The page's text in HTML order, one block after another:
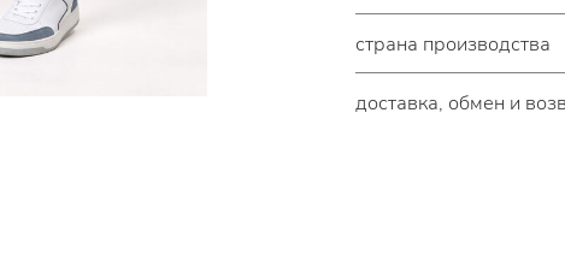
страна производства
доставка, обмен и